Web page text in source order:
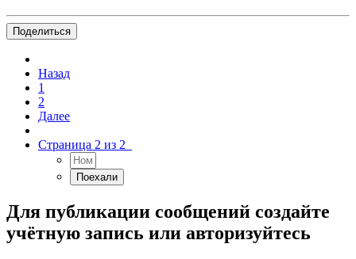
Поделиться
Назад
1
2
Далее
Страница 2 из 2
Для публикации сообщений создайте
учётную запись или авторизуйтесь